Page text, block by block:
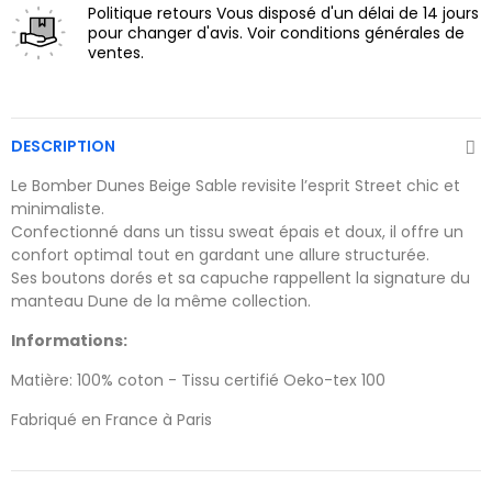
Politique retours Vous disposé d'un délai de 14 jours
pour changer d'avis. Voir conditions générales de
ventes.
DESCRIPTION
Le Bomber Dunes Beige Sable revisite l’esprit Street chic et
minimaliste.
Confectionné dans un tissu sweat épais et doux, il offre un
confort optimal tout en gardant une allure structurée.
Ses boutons dorés et sa capuche rappellent la signature du
manteau Dune de la même collection.
Informations:
Matière: 100% coton - Tissu certifié Oeko-tex 100
Fabriqué en France à Paris